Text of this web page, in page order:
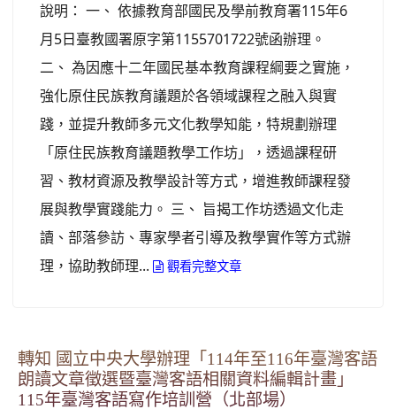
說明： 一、 依據教育部國民及學前教育署115年6
月5日臺教國署原字第1155701722號函辦理。
二、 為因應十二年國民基本教育課程綱要之實施，
強化原住民族教育議題於各領域課程之融入與實
踐，並提升教師多元文化教學知能，特規劃辦理
「原住民族教育議題教學工作坊」，透過課程研
習、教材資源及教學設計等方式，增進教師課程發
展與教學實踐能力。 三、 旨揭工作坊透過文化走
讀、部落參訪、專家學者引導及教學實作等方式辦
理，協助教師理...
觀看完整文章
轉知 國立中央大學辦理「114年至116年臺灣客語
朗讀文章徵選暨臺灣客語相關資料編輯計畫」
115年臺灣客語寫作培訓營（北部場）